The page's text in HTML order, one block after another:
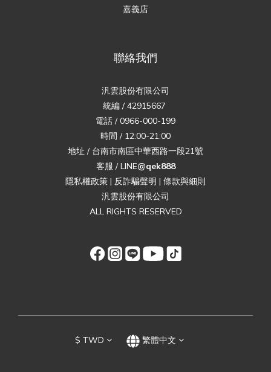
嘉義店
聯絡我們
汎雲股份有限公司
統編 / 42915667
電話 / 0966-000-199
時間 / 12:00-21:00
地址 / 台南市南區中華西路一段21號
客服 / LINE@qek888
隱私權政策 | 反詐騙聲明 | 條款與細則
汎雲股份有限公司
ALL RIGHTS RESERVED